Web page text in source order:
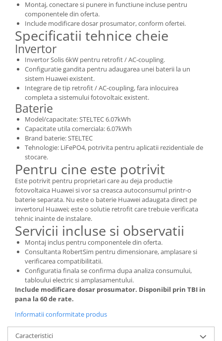
Montaj, conectare si punere in functiune incluse pentru
componentele din oferta.
Include modificare dosar prosumator, conform ofertei.
Specificatii tehnice cheie
Invertor
Invertor Solis 6kW pentru retrofit / AC-coupling.
Configuratie gandita pentru adaugarea unei baterii la un
sistem Huawei existent.
Integrare de tip retrofit / AC-coupling, fara inlocuirea
completa a sistemului fotovoltaic existent.
Baterie
Model/capacitate: STELTEC 6.07kWh
Capacitate utila comerciala: 6.07kWh
Brand baterie: STELTEC
Tehnologie: LiFePO4, potrivita pentru aplicatii rezidentiale de
stocare.
Pentru cine este potrivit
Este potrivit pentru proprietari care au deja productie
fotovoltaica Huawei si vor sa creasca autoconsumul printr-o
baterie separata. Nu este o baterie Huawei adaugata direct pe
invertorul Huawei; este o solutie retrofit care trebuie verificata
tehnic inainte de instalare.
Servicii incluse si observatii
Montaj inclus pentru componentele din oferta.
Consultanta RobertSim pentru dimensionare, amplasare si
verificarea compatibilitatii.
Configuratia finala se confirma dupa analiza consumului,
tabloului electric si amplasamentului.
Include modificare dosar prosumator. Disponibil prin TBI in
pana la 60 de rate.
Informatii conformitate produs
Caracteristici